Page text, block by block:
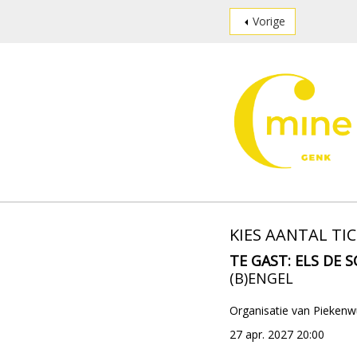
Vorige
KIES AANTAL
TE GAST: ELS DE
(B)ENGEL
Organisatie van
27 apr. 2027 20:00